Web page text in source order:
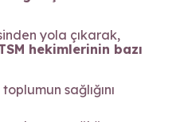
yola çıkarak,
hekimlerinin bazı
sağlığını